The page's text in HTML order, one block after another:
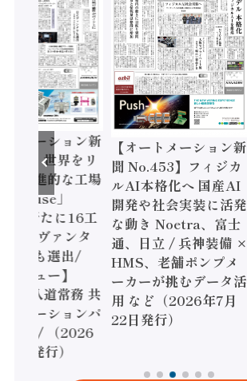
トメーション新
】世界をリ
る先進的な工場
」
は新たに16工
日立ヴァンタ
工場も選出/
ビュー】
八道常務 共
リューションパ
ーへ / （2026
日発行）
【オートメーション新
聞 No.453】フィジカ
ルAI本格化へ 国産AI
開発や社会実装に活発
な動き Noetra、富士
通、日立 / 兵神装備 ×
HMS、老舗ポンプメ
ーカーが挑むデータ活
用 など（2026年7月
22日発行）